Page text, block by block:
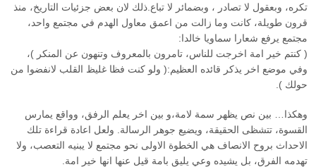
تكره، وبعقول لا تصادر ، وبضمائر لا تباع.ذلك لان بعض جزئيات التاريخ، منذ
قرون طويلة، كانت وما زالت من اعمق معاول الهدم في مجتمع واحد،
مجتمع يرفع شعارا سماويا خالدا:
( كنتم خير امة اخرجت للناس، تامرون بالمعروف وتنهون عن المنكر )،
وفي موضع اخر يذكر قائده العظيم:( ولو كنت فظا غليظ القلب لانفضوا من
حولك ).
وهكذا… بين نص يظهر سمة لامة،و بين اخر يعلم الرفق، وواقع يمارس
القسوة، تتشظى الحقيقة، ويضيع جوهر الرسالة. ولعل اعادة قراءة تلك
الاحداث بروح الانصاف هي الخطوة الاولى نحو مجتمع لا يبنيه التعصب، ولا
تهدمه الفرق، بل يشيده وعي يليق بامة قيل عنها انها خير امة.